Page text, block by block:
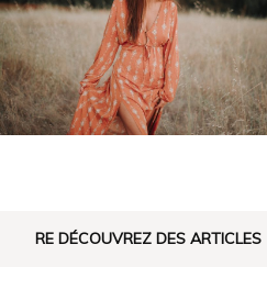
RE DÉCOUVREZ DES ARTICLES